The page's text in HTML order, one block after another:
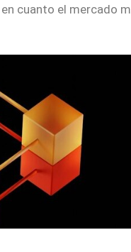
cuanto el mercado